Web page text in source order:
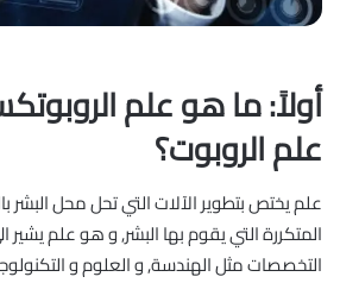
أولاً: ما هو علم
علم الروبوت؟
علم يختص بتطوير اﻵﻻت التي تحل محل البشر
المتكررة التي يقوم بها البشر, و هو علم
التخصصات مثل الهندسة, و العلوم و